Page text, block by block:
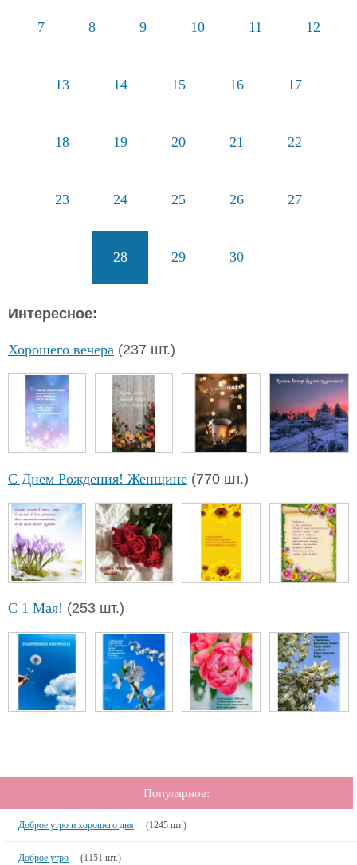
7 8 9 10 11 12
13 14 15 16 17
18 19 20 21 22
23 24 25 26 27
28 29 30
Интересное:
Хорошего вечера (237 шт.)
С Днем Рождения! Женщине (770 шт.)
С 1 Мая! (253 шт.)
Популярное:
Доброе утро и хорошего дня (1245 шт.)
Доброе утро (1151 шт.)